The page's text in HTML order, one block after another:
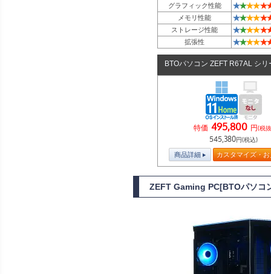
グラフィック性能 ★★★★★
メモリ性能 ★★★★★
ストレージ性能 ★★★★★
拡張性 ★★★★★
BTOパソコン ZEFT R67AL シリ
特価 495,800 円(税
545,380円(税込)
商品詳細 カスタマイズ・
ZEFT Gaming PC[BTOパソコ